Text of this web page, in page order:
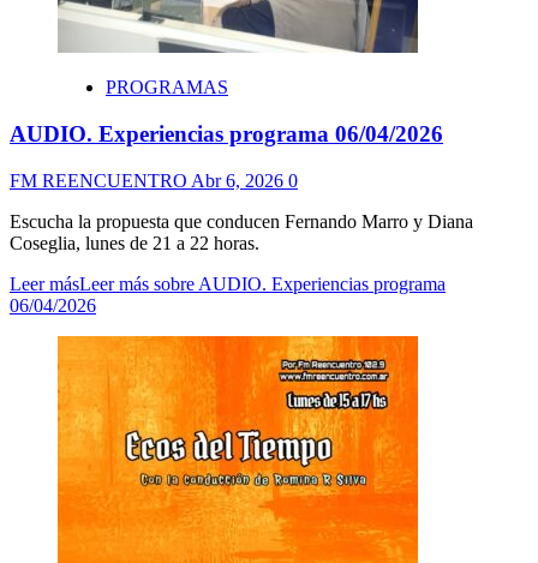
PROGRAMAS
AUDIO. Experiencias programa 06/04/2026
FM REENCUENTRO Abr 6, 2026 0
Escucha la propuesta que conducen Fernando Marro y Diana
Coseglia, lunes de 21 a 22 horas.
Leer másLeer más sobre AUDIO. Experiencias programa
06/04/2026